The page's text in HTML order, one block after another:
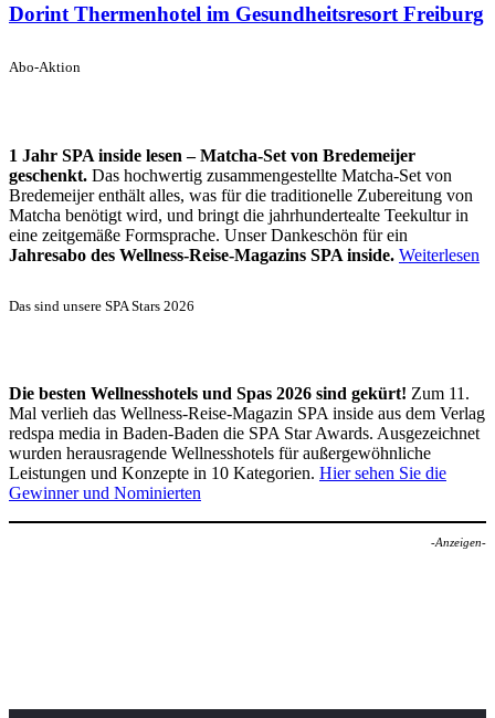
Dorint Thermenhotel im Gesundheitsresort Freiburg
Abo-Aktion
1 Jahr SPA inside lesen – Matcha-Set von Bredemeijer
geschenkt. Das hochwertig zusammengestellte Matcha-Set von
Bredemeijer enthält alles, was für die traditionelle Zubereitung von
Matcha benötigt wird, und bringt die jahrhundertealte Teekultur in
eine zeitgemäße Formsprache. Unser Dankeschön für ein
Jahresabo des Wellness-Reise-Magazins SPA inside. Weiterlesen
Das sind unsere SPA Stars 2026
Die besten Wellnesshotels und Spas 2026 sind gekürt! Zum 11.
Mal verlieh das Wellness-Reise-Magazin SPA inside aus dem Verlag
redspa media in Baden-Baden die SPA Star Awards. Ausgezeichnet
wurden herausragende Wellnesshotels für außergewöhnliche
Leistungen und Konzepte in 10 Kategorien. Hier sehen Sie die
Gewinner und Nominierten
-Anzeigen-